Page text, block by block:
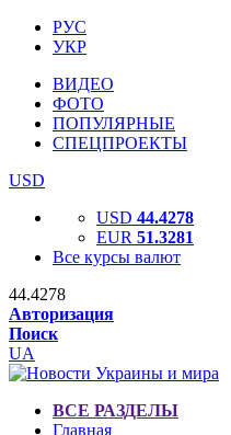
РУС
УКР
ВИДЕО
ФОТО
ПОПУЛЯРНЫЕ
СПЕЦПРОЕКТЫ
USD
USD 44.4278
EUR 51.3281
Все курсы валют
44.4278
Авторизация
Поиск
UA
ВСЕ РАЗДЕЛЫ
Главная